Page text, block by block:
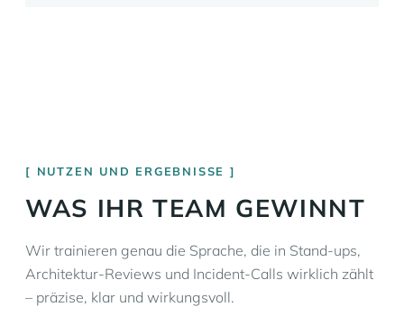
NUTZEN UND ERGEBNISSE
WAS IHR TEAM GEWINNT
Wir trainieren genau die Sprache, die in Stand-ups,
Architektur-Reviews und Incident-Calls wirklich zählt
– präzise, klar und wirkungsvoll.